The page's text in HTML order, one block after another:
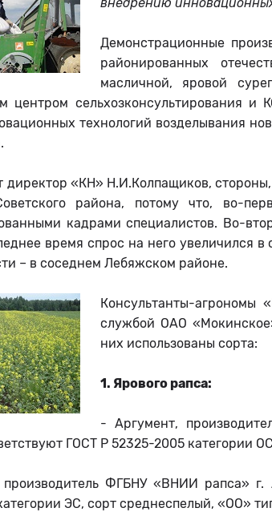
Демонстрационные
районированных
масличной, яровой
центром сельхозконсультирования
технологий возделывания
директор «КН» Н.И.Колпащиков,
района, потому что, во-
кадрами специалистов. Во-
время спрос на него увеличился
– в соседнем Лебяжском районе.
Консультанты-агрономы
службой ОАО
них использованы сорта:
1. Ярового рапса:
- Аргумент,
ГОСТ Р 52325-2005 категории
ФГБНУ «ВНИИ рапса» г.
ЭС, сорт среднеспелый, «ОО»